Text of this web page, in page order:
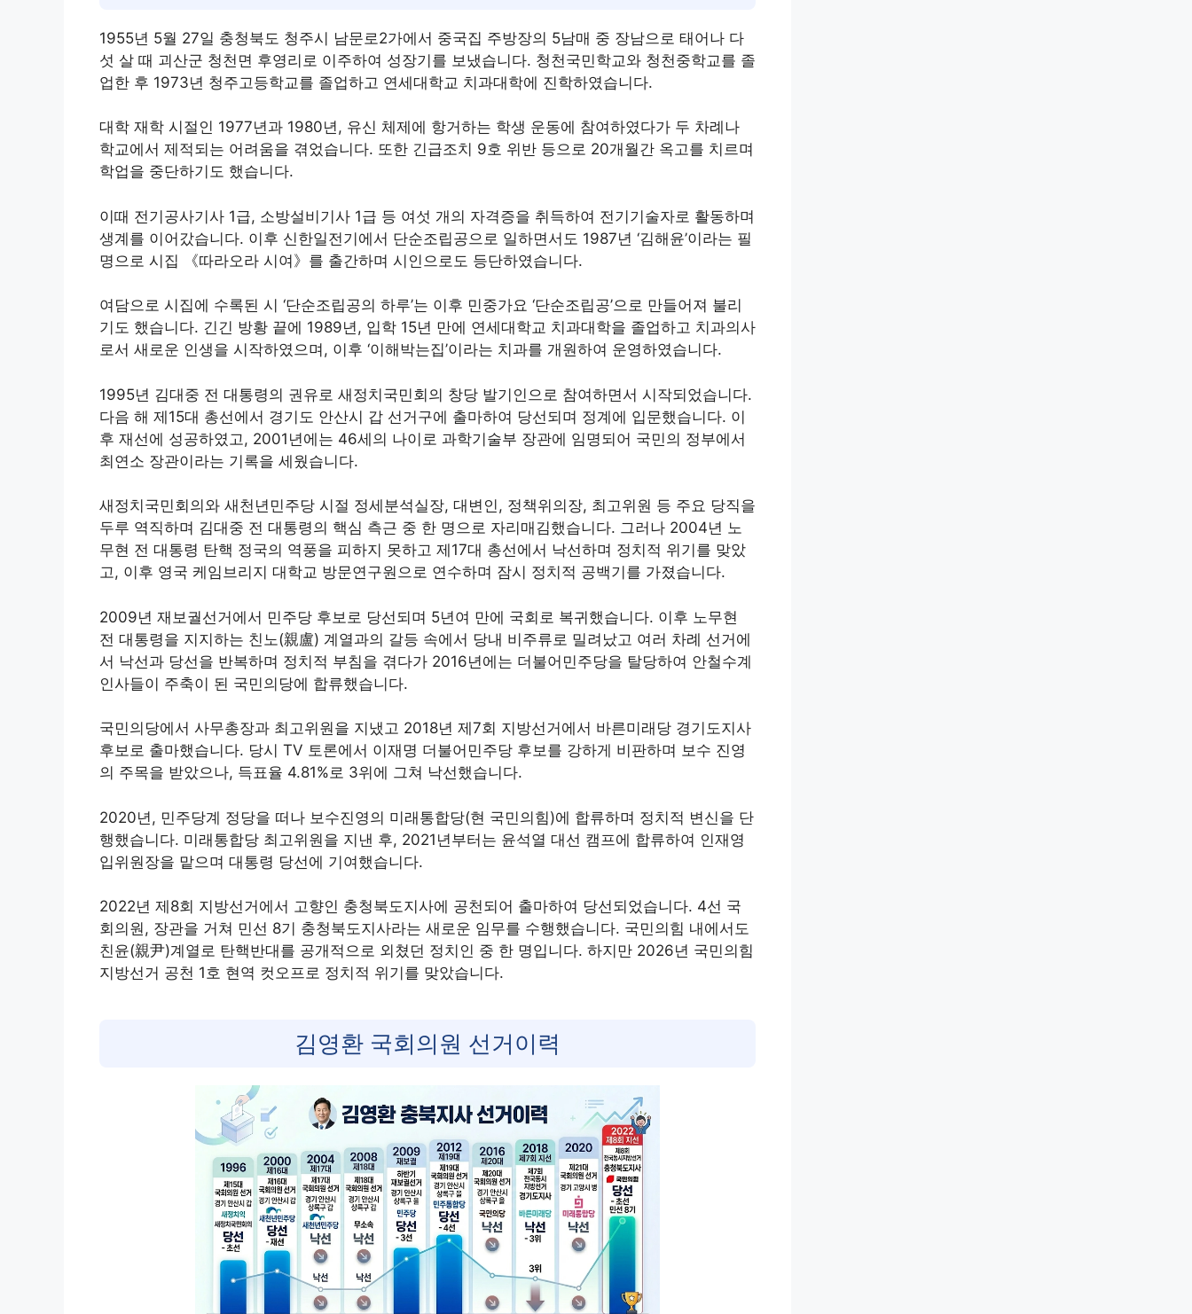
1955년 5월 27일 충청북도 청주시 남문로2가에서 중국집 주방장의 5남매 중 장남으로 태어나 다
섯 살 때 괴산군 청천면 후영리로 이주하여 성장기를 보냈습니다. 청천국민학교와 청천중학교를 졸
업한 후 1973년 청주고등학교를 졸업하고 연세대학교 치과대학에 진학하였습니다.
대학 재학 시절인 1977년과 1980년, 유신 체제에 항거하는 학생 운동에 참여하였다가 두 차례나
학교에서 제적되는 어려움을 겪었습니다. 또한 긴급조치 9호 위반 등으로 20개월간 옥고를 치르며
학업을 중단하기도 했습니다.
이때 전기공사기사 1급, 소방설비기사 1급 등 여섯 개의 자격증을 취득하여 전기기술자로 활동하며
생계를 이어갔습니다. 이후 신한일전기에서 단순조립공으로 일하면서도 1987년 ‘김해윤’이라는 필
명으로 시집 《따라오라 시여》를 출간하며 시인으로도 등단하였습니다.
여담으로 시집에 수록된 시 ‘단순조립공의 하루’는 이후 민중가요 ‘단순조립공’으로 만들어져 불리
기도 했습니다. 긴긴 방황 끝에 1989년, 입학 15년 만에 연세대학교 치과대학을 졸업하고 치과의사
로서 새로운 인생을 시작하였으며, 이후 ‘이해박는집’이라는 치과를 개원하여 운영하였습니다.
1995년 김대중 전 대통령의 권유로 새정치국민회의 창당 발기인으로 참여하면서 시작되었습니다.
다음 해 제15대 총선에서 경기도 안산시 갑 선거구에 출마하여 당선되며 정계에 입문했습니다. 이
후 재선에 성공하였고, 2001년에는 46세의 나이로 과학기술부 장관에 임명되어 국민의 정부에서
최연소 장관이라는 기록을 세웠습니다.
새정치국민회의와 새천년민주당 시절 정세분석실장, 대변인, 정책위의장, 최고위원 등 주요 당직을
두루 역직하며 김대중 전 대통령의 핵심 측근 중 한 명으로 자리매김했습니다. 그러나 2004년 노
무현 전 대통령 탄핵 정국의 역풍을 피하지 못하고 제17대 총선에서 낙선하며 정치적 위기를 맞았
고, 이후 영국 케임브리지 대학교 방문연구원으로 연수하며 잠시 정치적 공백기를 가졌습니다.
2009년 재보궐선거에서 민주당 후보로 당선되며 5년여 만에 국회로 복귀했습니다. 이후 노무현
전 대통령을 지지하는 친노(親盧) 계열과의 갈등 속에서 당내 비주류로 밀려났고 여러 차례 선거에
서 낙선과 당선을 반복하며 정치적 부침을 겪다가 2016년에는 더불어민주당을 탈당하여 안철수계
인사들이 주축이 된 국민의당에 합류했습니다.
국민의당에서 사무총장과 최고위원을 지냈고 2018년 제7회 지방선거에서 바른미래당 경기도지사
후보로 출마했습니다. 당시 TV 토론에서 이재명 더불어민주당 후보를 강하게 비판하며 보수 진영
의 주목을 받았으나, 득표율 4.81%로 3위에 그쳐 낙선했습니다.
2020년, 민주당계 정당을 떠나 보수진영의 미래통합당(현 국민의힘)에 합류하며 정치적 변신을 단
행했습니다. 미래통합당 최고위원을 지낸 후, 2021년부터는 윤석열 대선 캠프에 합류하여 인재영
입위원장을 맡으며 대통령 당선에 기여했습니다.
2022년 제8회 지방선거에서 고향인 충청북도지사에 공천되어 출마하여 당선되었습니다. 4선 국
회의원, 장관을 거쳐 민선 8기 충청북도지사라는 새로운 임무를 수행했습니다. 국민의힘 내에서도
친윤(親尹)계열로 탄핵반대를 공개적으로 외쳤던 정치인 중 한 명입니다. 하지만 2026년 국민의힘
지방선거 공천 1호 현역 컷오프로 정치적 위기를 맞았습니다.
김영환 국회의원 선거이력